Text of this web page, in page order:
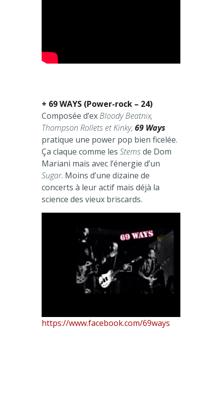
+ 69 WAYS (Power-rock – 24)
Composée d’exBloody Beatnix,
Thompson Rollets et Kinky, 69 Ways
pratique une power pop bien ficelée.
Ça claque comme les Stemsde Dom
Mariani mais avec l’énergie d’un
Sugar. Moins d’une dizaine de
concerts à leur actif mais déjà la
science des vieux briscards.
https://www.facebook.com/69ways